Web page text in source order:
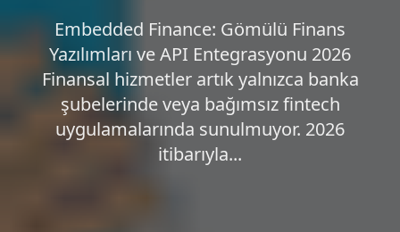
Embedded Finance: Gömülü Finans
Yazılımları ve API Entegrasyonu 2026
Finansal hizmetler artık yalnızca banka
şubelerinde veya bağımsız fintech
uygulamalarında sunulmuyor. 2026
itibarıyla...